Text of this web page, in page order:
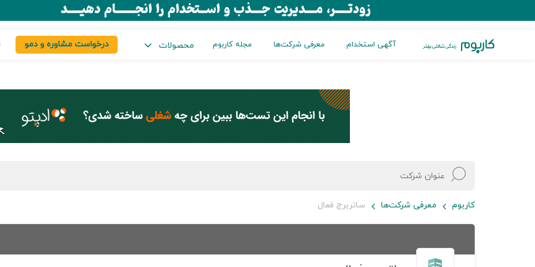
آگهی استخدام معرفی شرکت‌ها مجله کاربوم محصولات درخواست مشاوره و دمو
کاربوم معرفی شرکت‌ها ساتربرج فعال